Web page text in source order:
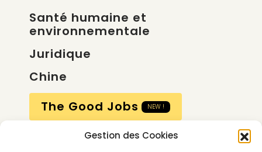
Gestion des Cookies
Santé humaine et
environnementale
Juridique
Chine
The Good Jobs
NEW !